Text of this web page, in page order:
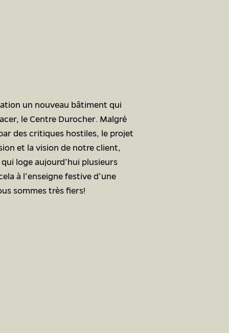
un nouveau bâtiment qui
le Centre Durocher. Malgré
des critiques hostiles, le projet
et la vision de notre client,
loge aujourd’hui plusieurs
à l’enseigne festive d’une
sommes très fiers!